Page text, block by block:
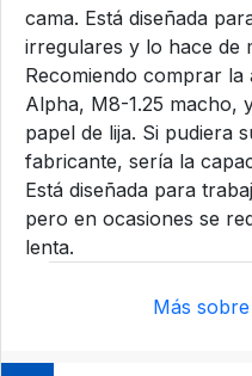
cama. Está diseñada
irregulares y lo hace de
Recomiendo comprar la
Alpha, M8-1.25 macho,
papel de lija. Si pudiera
fabricante, sería la
Está diseñada para
pero en ocasiones se
lenta.
Más